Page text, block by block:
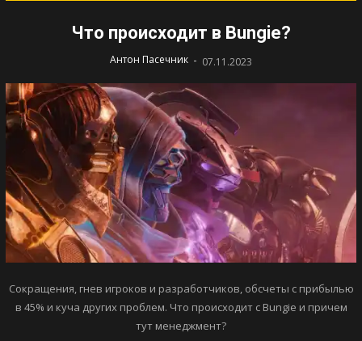
Что происходит в Bungie?
Антон Пасечник - 07.11.2023
Сокращения, гнев игроков и разработчиков, обсчеты с прибылью
в 45% и куча других проблем. Что происходит с Bungie и причем
тут менеджмент?